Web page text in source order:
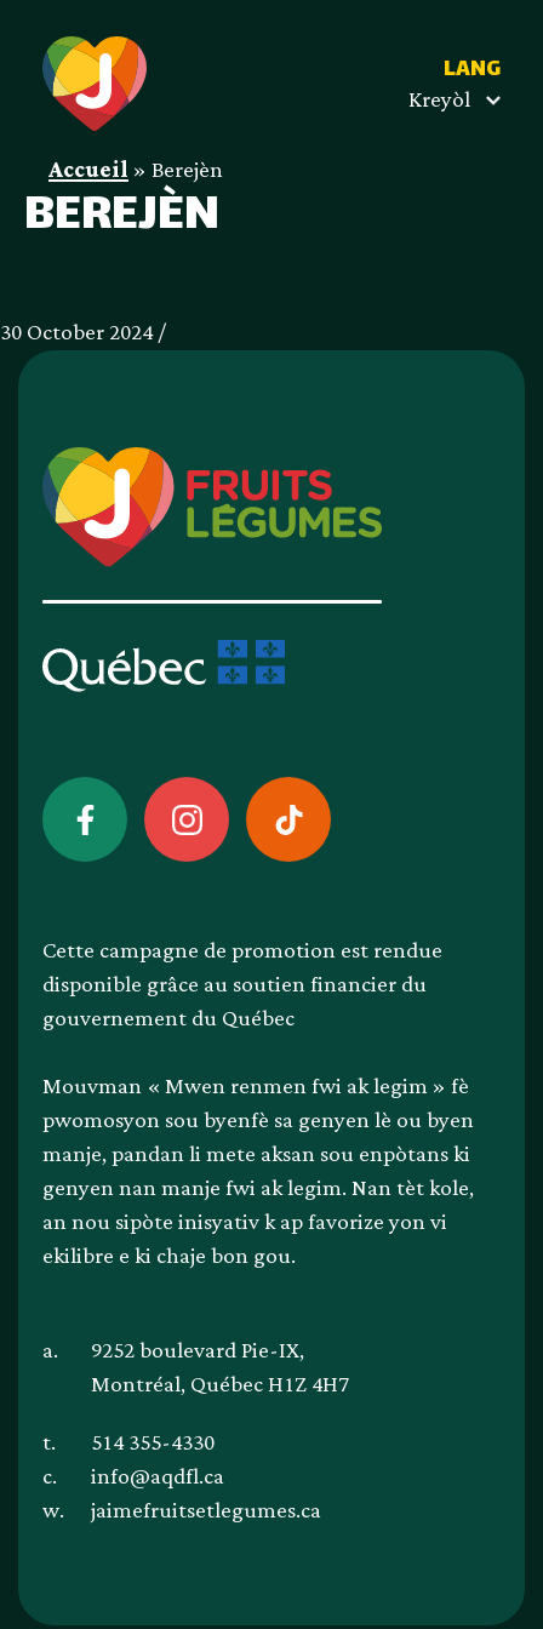
LANG
Kreyòl
Accueil»Berejèn
BEREJÈN
30 October 2024 /
Cette campagne de promotion est rendue
disponible grâce au soutien financier du
gouvernement du Québec
Mouvman « Mwen renmen fwi ak legim » fè
pwomosyon sou byenfè sa genyen lè ou byen
manje, pandan li mete aksan sou enpòtans ki
genyen nan manje fwi ak legim. Nan tèt kole,
an nou sipòte inisyativ k ap favorize yon vi
ekilibre e ki chaje bon gou.
a.
9252 boulevard Pie-IX,
Montréal, Québec H1Z 4H7
t.
514 355-4330
c.
info@aqdfl.ca
w.
jaimefruitsetlegumes.ca